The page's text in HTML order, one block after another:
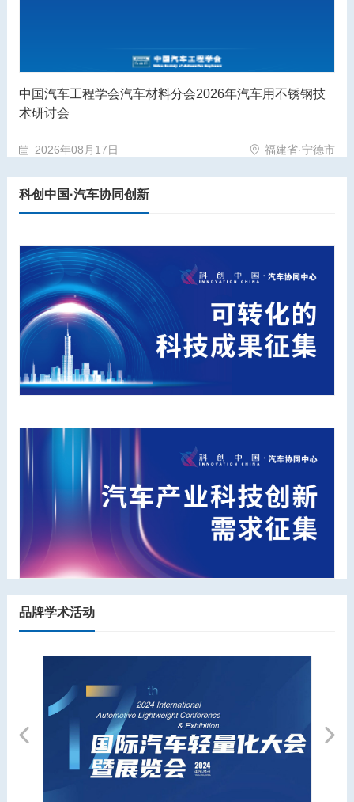
中国汽车工程学会汽车材料分会2026年汽车用不锈钢技
术研讨会
2026年08月17日 福建省·宁德市
科创中国·汽车协同创新
品牌学术活动
Previous Next